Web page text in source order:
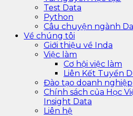
Test Data
Python
Câu chuyện ngành
Về chúng tôi
Giới thiệu về Inda
Việc làm
Cơ hội việc làm
Liên Kết Tuyển
Đào tạo doanh nghiệp
Chính sách của Học
Insight Data
Liên hệ